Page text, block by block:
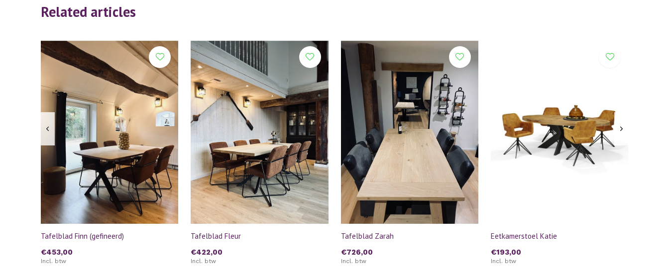
Related articles
Tafelblad Finn (gefineerd)
€453,00
Incl. btw
Tafelblad Fleur
€422,00
Incl. btw
Tafelblad Zarah
€726,00
Incl. btw
Eetkamerstoel Katie
€193,00
Incl. btw